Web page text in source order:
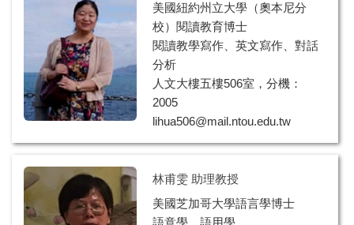
美國紐約州立大學（奧本尼分
校）閱讀教育博士
閱讀教學寫作、英文寫作、對話
分析
人文大樓五樓506室，分機：
2005
lihua506@mail.ntou.edu.tw
林甫雯 助理教授
美國芝加哥大學語言學博士
語意學、語用學